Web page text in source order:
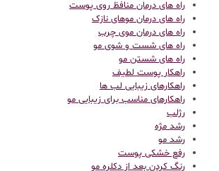
راه های درمان منافظ روی پوست
راه های درمان موهای نازک
راه های درمان موی چرب
راه های شست و شوی مو
راه های شستن مو
راهکار پوست لطیف
راهکارهای زیبایی لب ها
راهکارهای مناسب برای زیبایی مو
رژلب
رشد مژه
رشد مو
رفع خشکی پوست
رنگ کردن بعد از دکلره مو